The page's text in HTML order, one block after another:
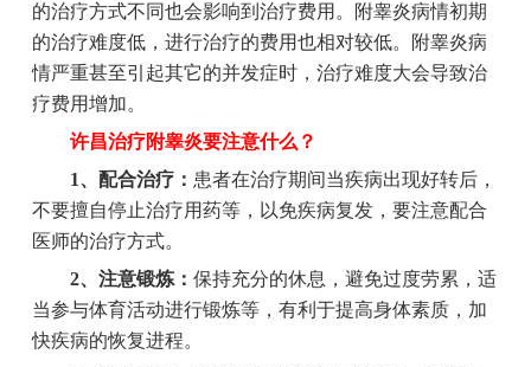
的治疗方式不同也会影响到治疗费用。附睾炎病情初期
的治疗难度低，进行治疗的费用也相对较低。附睾炎病
情严重甚至引起其它的并发症时，治疗难度大会导致治
疗费用增加。
许昌治疗附睾炎要注意什么？
1、配合治疗： 患者在治疗期间当疾病出现好转后，
不要擅自停止治疗用药等，以免疾病复发，要注意配合
医师的治疗方式。
2、注意锻炼： 保持充分的休息，避免过度劳累，适
当参与体育活动进行锻炼等，有利于提高身体素质，加
快疾病的恢复进程。